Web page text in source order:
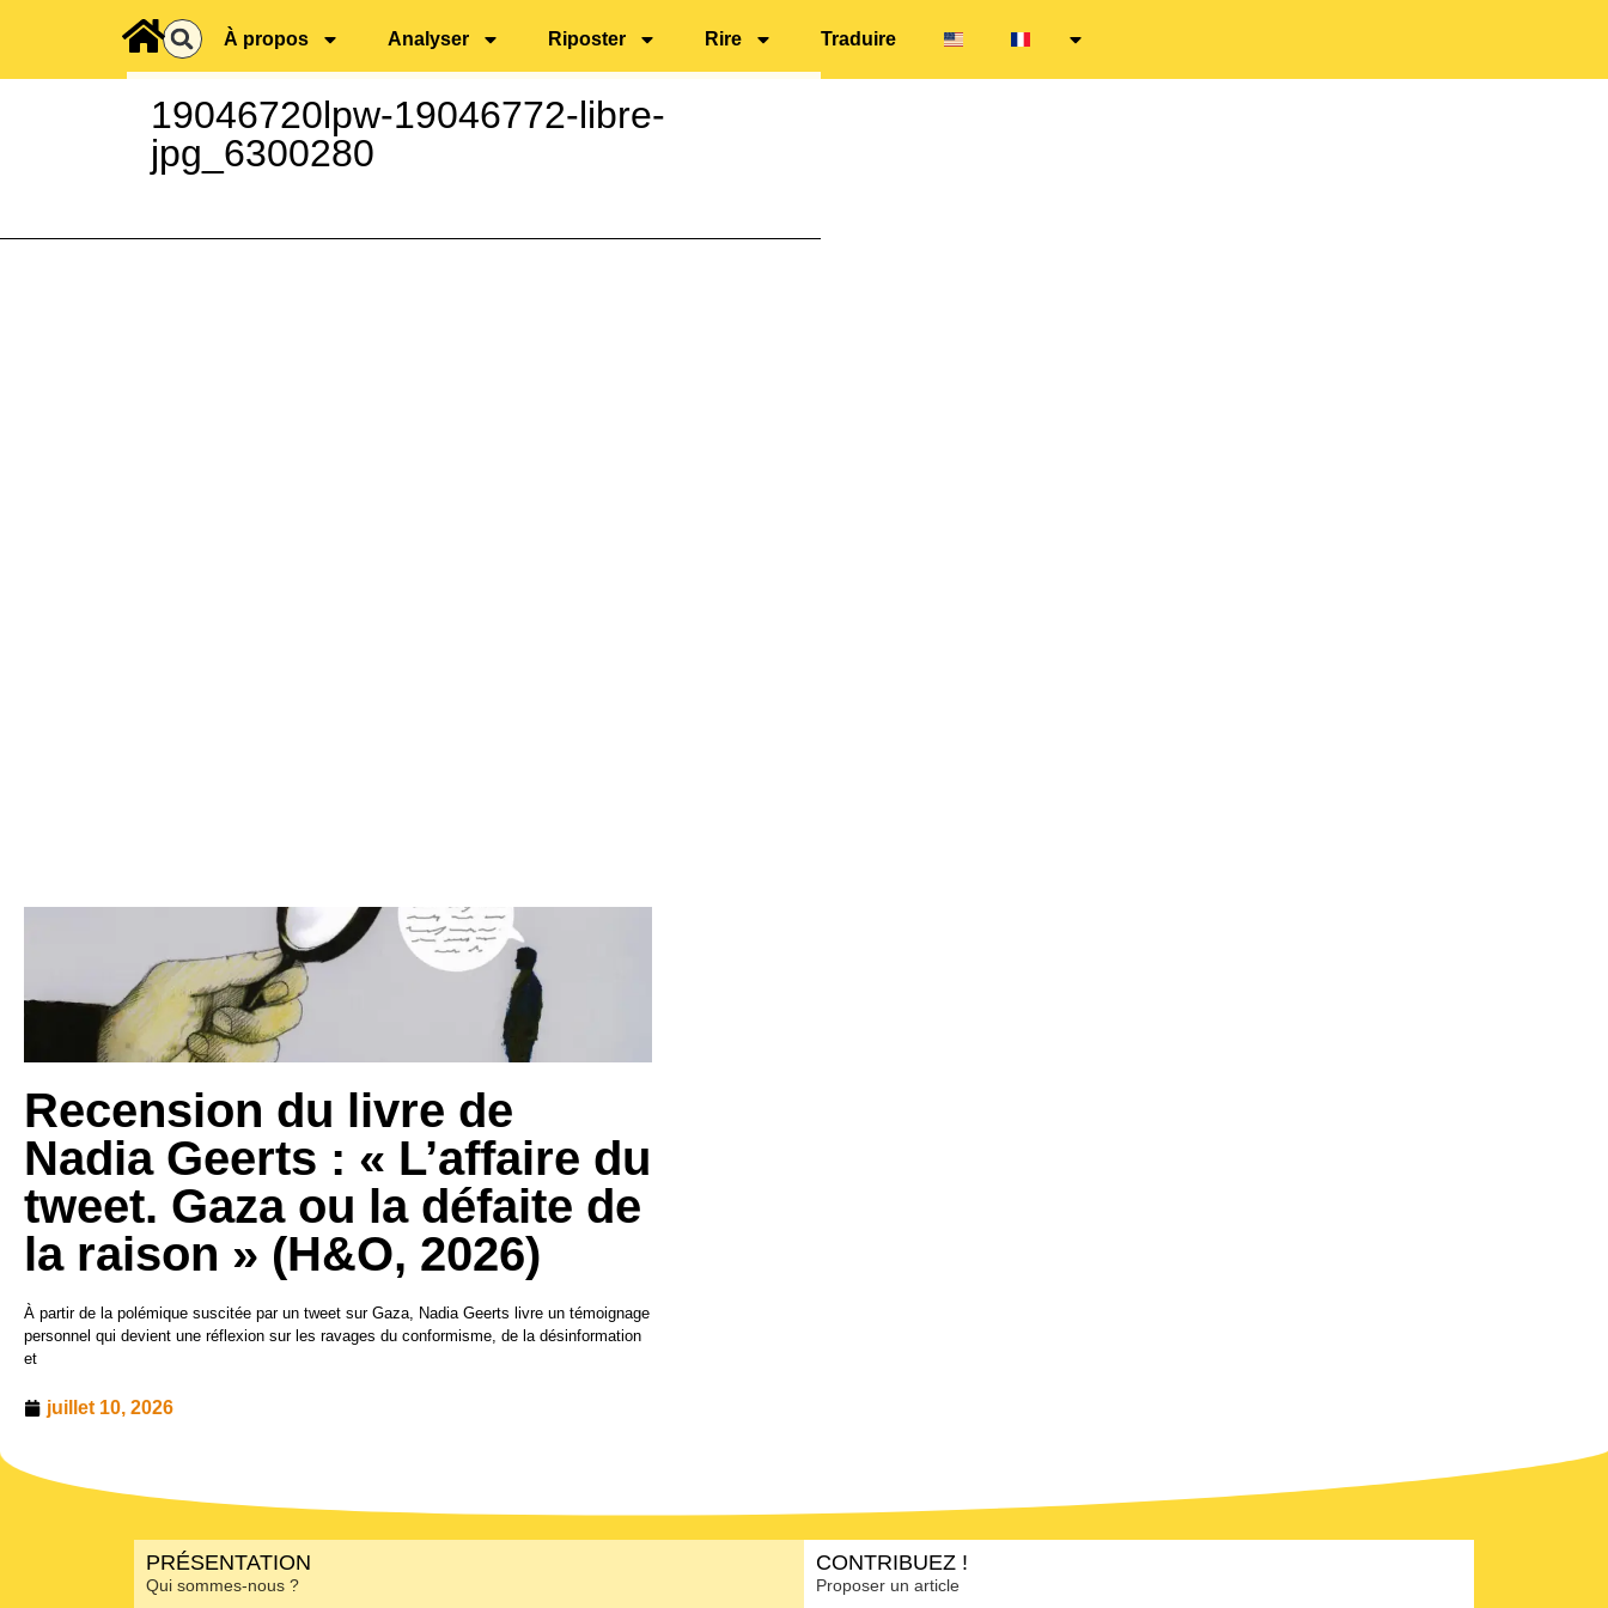
À propos Analyser Riposter Rire Traduire
19046720lpw-19046772-libre-
jpg_6300280
Recension du livre de
Nadia Geerts : « L’affaire du
tweet. Gaza ou la défaite de
la raison » (H&O, 2026)
À partir de la polémique suscitée par un tweet sur Gaza, Nadia Geerts livre un témoignage
personnel qui devient une réflexion sur les ravages du conformisme, de la désinformation
et
juillet 10, 2026
PRÉSENTATION
Qui sommes-nous ?
CONTRIBUEZ !
Proposer un article